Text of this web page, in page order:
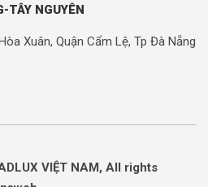
TÂY NGUYÊN
Xuân, Quận Cẩm Lệ, Tp Đà Nẵng
VIỆT NAM, All rights